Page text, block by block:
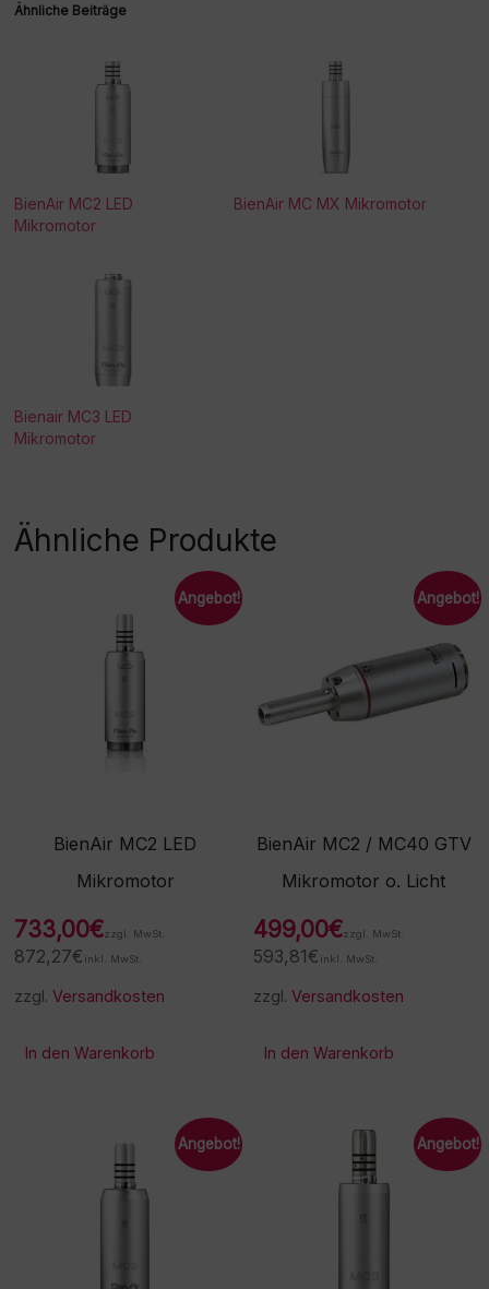
Ähnliche Beiträge
BienAir MC2 LED
Mikromotor
BienAir MC MX Mikromotor
Bienair MC3 LED
Mikromotor
Ähnliche Produkte
Angebot!
BienAir MC2 LED
Mikromotor
733,00€zzgl. MwSt.
872,27€ inkl. MwSt.
zzgl.Versandkosten
In den Warenkorb
Angebot!
BienAir MC2 / MC40 GTV
Mikromotor o. Licht
499,00€zzgl. MwSt.
593,81€ inkl. MwSt.
zzgl.Versandkosten
In den Warenkorb
Angebot! Angebot!